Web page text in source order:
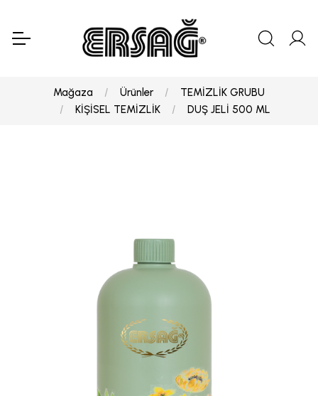
Mağaza Ürünler
TEMİZLİK GRUBU
KİŞİSEL TEMİZLİK
DUŞ JELİ 500 ML